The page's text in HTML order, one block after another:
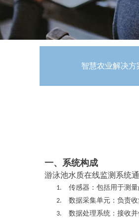
一、系统构成
游泳池水质在线监测系统
1. 传感器 ：包括用于测
2.
数据采集单元 ：负责
3.
数据处理系统 ：接收
智慧农业解决方